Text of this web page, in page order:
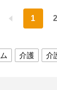
1 2
介護 介